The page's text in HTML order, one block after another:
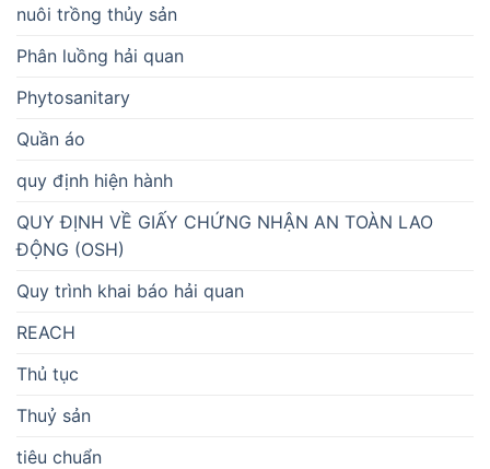
nuôi trồng thủy sản
Phân luồng hải quan
Phytosanitary
Quần áo
quy định hiện hành
QUY ĐỊNH VỀ GIẤY CHỨNG NHẬN AN TOÀN LAO
ĐỘNG (OSH)
Quy trình khai báo hải quan
REACH
Thủ tục
Thuỷ sản
tiêu chuẩn